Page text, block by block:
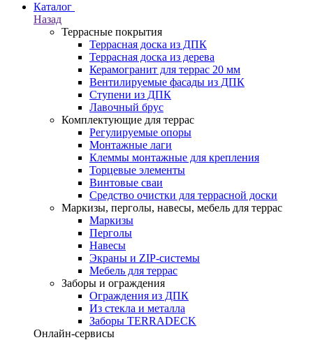
Каталог
Назад
Террасные покрытия
Террасная доска из ДПК
Террасная доска из дерева
Керамогранит для террас 20 мм
Вентилируемые фасады из ДПК
Ступени из ДПК
Лавочный брус
Комплектующие для террас
Регулируемые опоры
Монтажные лаги
Клеммы монтажные для крепления
Торцевые элементы
Винтовые сваи
Средство очистки для террасной доски
Маркизы, перголы, навесы, мебель для террас
Маркизы
Перголы
Навесы
Экраны и ZIP-системы
Мебель для террас
Заборы и ограждения
Ограждения из ДПК
Из стекла и металла
Заборы TERRADECK
Онлайн-сервисы